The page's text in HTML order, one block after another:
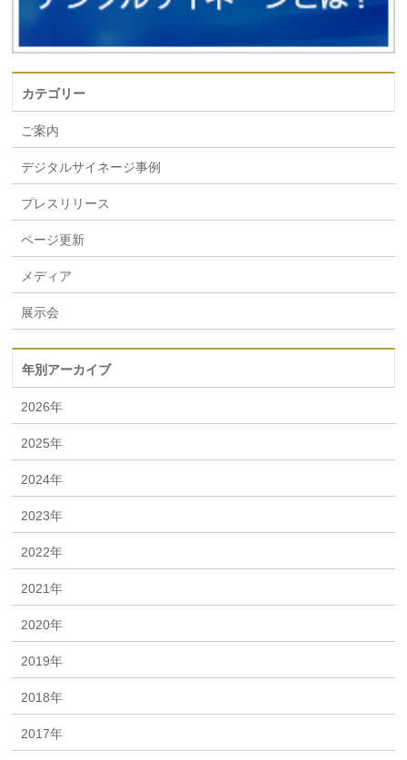
カテゴリー
ご案内
デジタルサイネージ事例
プレスリリース
ページ更新
メディア
展示会
年別アーカイブ
2026年
2025年
2024年
2023年
2022年
2021年
2020年
2019年
2018年
2017年